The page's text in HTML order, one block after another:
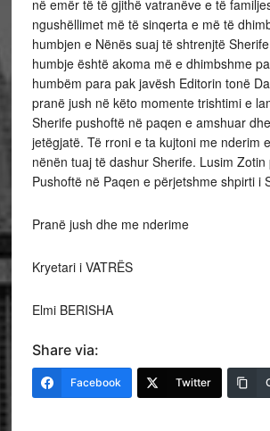
në emër të të gjithë vatranëve e të
ngushëllimet më të sinqerta e më të
humbjen e Nënës suaj të shtrenjtë
humbje është akoma më e dhimbshme
humbëm para pak javësh Editorin tonë
pranë jush në këto momente trishtimi e
Sherife pushoftë në paqen e amshuar
jetëgjatë. Të rroni e ta kujtoni me nderim
nënën tuaj të dashur Sherife. Lusim
Pushoftë në Paqen e përjetshme shpirti i
Pranë jush dhe me nderime
Kryetari i VATRËS
Elmi BERISHA
Share via:
Facebook Twitter